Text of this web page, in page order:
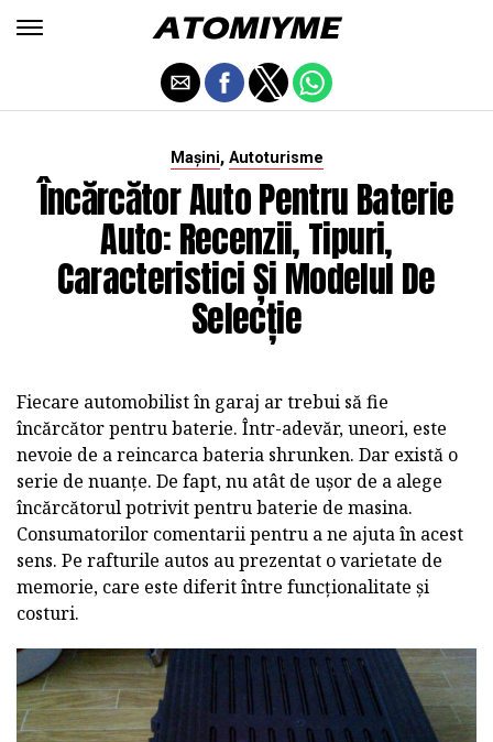
Mașini, Autoturisme
Încărcător Auto Pentru Baterie
Auto: Recenzii, Tipuri,
Caracteristici Și Modelul De
Selecție
Fiecare automobilist în garaj ar trebui să fie
încărcător pentru baterie. Într-adevăr, uneori, este
nevoie de a reincarca bateria shrunken. Dar există o
serie de nuanțe. De fapt, nu atât de ușor de a alege
încărcătorul potrivit pentru baterie de masina.
Consumatorilor comentarii pentru a ne ajuta în acest
sens. Pe rafturile autos au prezentat o varietate de
memorie, care este diferit între funcționalitate și
costuri.